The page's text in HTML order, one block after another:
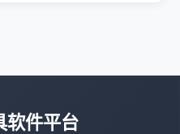
软件平台